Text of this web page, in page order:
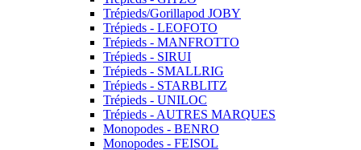
Trépieds/Gorillapod JOBY
Trépieds - LEOFOTO
Trépieds - MANFROTTO
Trépieds - SIRUI
Trépieds - SMALLRIG
Trépieds - STARBLITZ
Trépieds - UNILOC
Trépieds - AUTRES MARQUES
Monopodes - BENRO
Monopodes - FEISOL